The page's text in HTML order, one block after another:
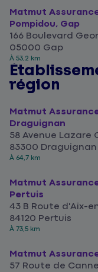
Matmut
Pompidou, Gap
166 Boulevard
05000 Gap
À 53,2 km
région
Matmut
Draguignan
58 Avenue Lazare
83300 Draguignan
À 64,7 km
Matmut
Pertuis
43 B Route d'Aix-
84120 Pertuis
À 73,5 km
Matmut
57 Route de